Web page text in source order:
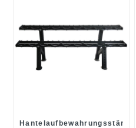
Hantelaufbewahrungsständer